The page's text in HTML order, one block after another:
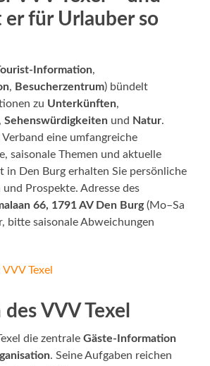
er für Urlauber so
,
, Besucherzentrum) bündelt
zu Unterkünften,
,Sehenswürdigkeiten und Natur.
eine umfangreiche
saisonale Themen und aktuelle
in Den Burg erhalten Sie persönliche
Prospekte. Adresse des
66, 1791 AV Den Burg(Mo–Sa
bitte saisonale Abweichungen
VVV Texel
VVV Texel
die zentraleGäste‑Information
. Seine Aufgaben reichen